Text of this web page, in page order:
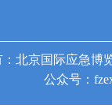
：北京国际应急博
公众号：